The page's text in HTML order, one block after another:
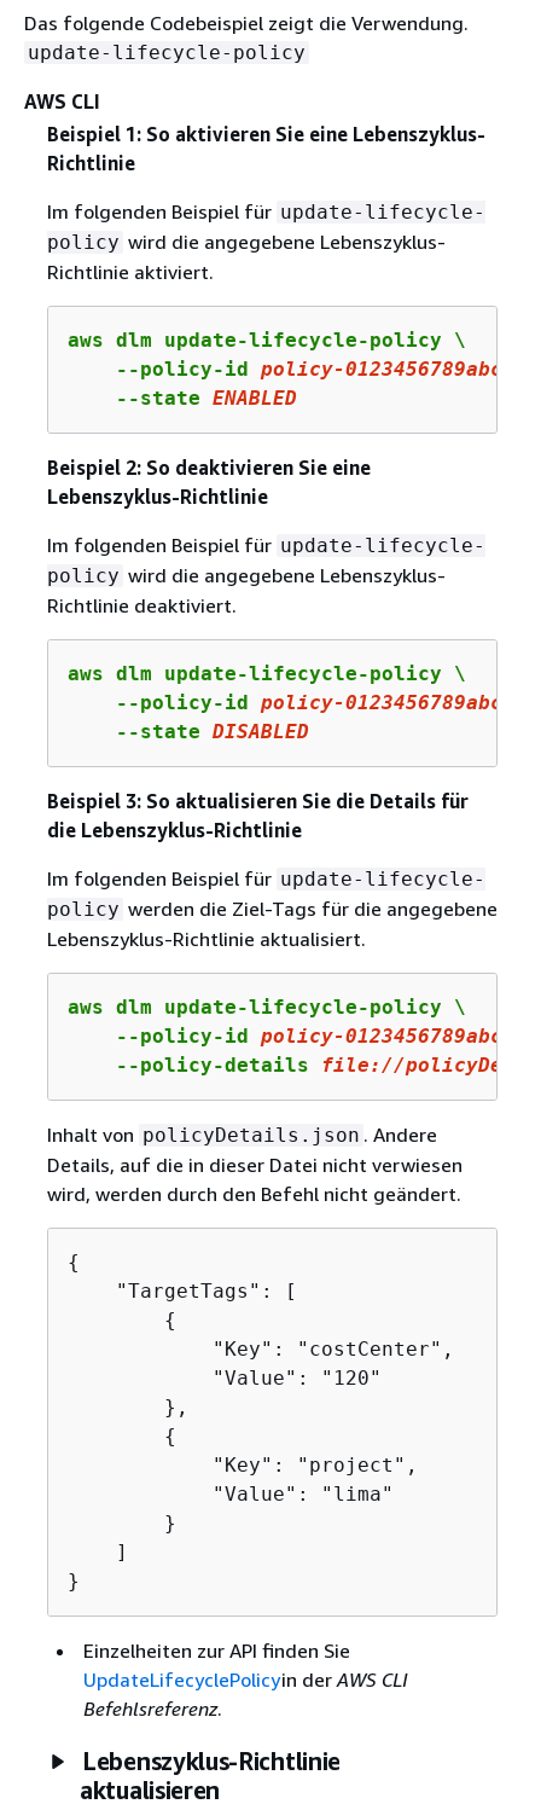
Das folgende Codebeispiel zeigt die Verwendung.
update-lifecycle-policy
AWS CLI
Beispiel 1: So aktivieren Sie eine Lebenszyklus-
Richtlinie
Im folgenden Beispiel für update-lifecycle-
policy wird die angegebene Lebenszyklus-
Richtlinie aktiviert.
aws dlm update-lifecycle-policy \
    --policy-id
policy-0123456789abcdef
    --state
ENABLED
Beispiel 2: So deaktivieren Sie eine
Lebenszyklus-Richtlinie
Im folgenden Beispiel für update-lifecycle-
policy wird die angegebene Lebenszyklus-
Richtlinie deaktiviert.
aws dlm update-lifecycle-policy \
    --policy-id
policy-0123456789abcdef
    --state
DISABLED
Beispiel 3: So aktualisieren Sie die Details für
die Lebenszyklus-Richtlinie
Im folgenden Beispiel für update-lifecycle-
policy werden die Ziel-Tags für die angegebene
Lebenszyklus-Richtlinie aktualisiert.
aws dlm update-lifecycle-policy \
    --policy-id
policy-0123456789abcdef
    --policy-details
file://
Inhalt von policyDetails.json . Andere
Details, auf die in dieser Datei nicht verwiesen
wird, werden durch den Befehl nicht geändert.
{
    "TargetTags": [
{
            "Key": "costCenter",
            "Value": "120"
        },
{
            "Key": "project",
            "Value": "lima"
        }
    ]
}
Einzelheiten zur API finden Sie
UpdateLifecyclePolicyin derAWS CLI
Befehlsreferenz.
Lebenszyklus-Richtlinie
aktualisieren